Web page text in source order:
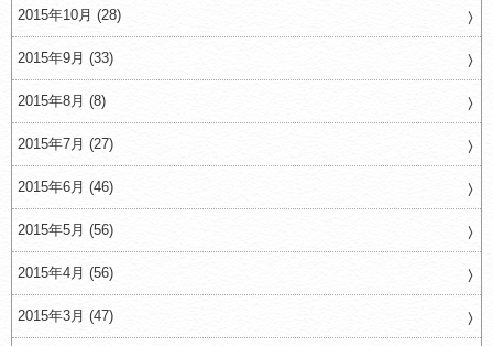
2015年10月 (28)
2015年9月 (33)
2015年8月 (8)
2015年7月 (27)
2015年6月 (46)
2015年5月 (56)
2015年4月 (56)
2015年3月 (47)